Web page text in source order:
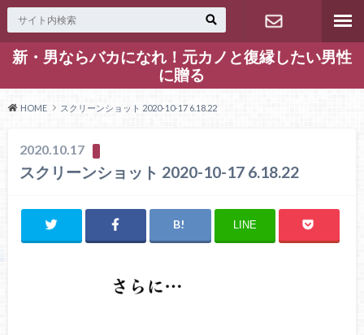
新・男ならバカになれ！元カノと復縁したい男性
に贈る
お問い合わ
HOME スクリーンショット 2020-10-17 6.18.22
2020.10.17
スクリーンショット 2020-10-17 6.18.22
LINE